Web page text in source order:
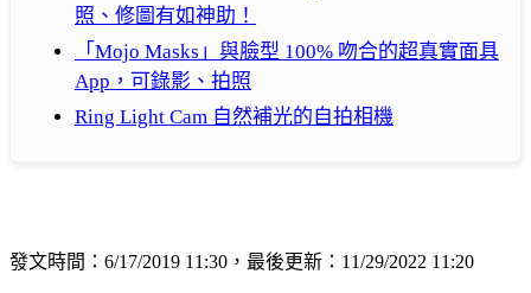
照、修圖有如神助！
「Mojo Masks」與臉型 100% 吻合的超真實面具
App，可錄影、拍照
Ring Light Cam 自然補光的自拍相機
發文時間：6/17/2019 11:30，最後更新：11/29/2022 11:20